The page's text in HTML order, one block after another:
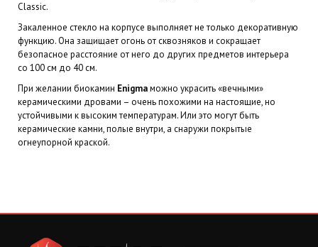
Classic.
Закаленное стекло на корпусе выполняет не только декоративную
функцию. Она защищает огонь от сквозняков и сокращает
безопасное расстояние от него до других предметов интерьера
со 100 см до 40 см.
При желании биокамин Enigmaможно украсить «вечными»
керамическими дровами – очень похожими на настоящие, но
устойчивыми к высоким температурам. Или это могут быть
керамические камни, полые внутри, а снаружи покрытые
огнеупорной краской.